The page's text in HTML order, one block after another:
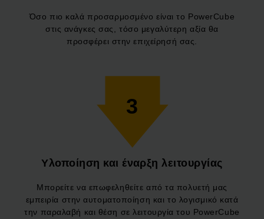
Όσο πιο καλά προσαρμοσμένο είναι το PowerCube
στις ανάγκες σας, τόσο μεγαλύτερη αξία θα
προσφέρει στην επιχείρησή σας.
3
Υλοποίηση και έναρξη λειτουργίας
Μπορείτε να επωφεληθείτε από τα πολυετή μας
εμπειρία στην αυτοματοποίηση και το λογισμικό κατά
την παραλαβή και θέση σε λειτουργία του PowerCube